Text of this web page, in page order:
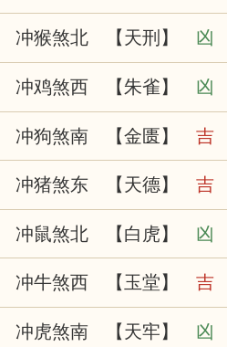
冲猴煞北 【天刑】 凶
冲鸡煞西 【朱雀】 凶
冲狗煞南 【金匮】 吉
冲猪煞东 【天德】 吉
冲鼠煞北 【白虎】 凶
冲牛煞西 【玉堂】 吉
冲虎煞南 【天牢】 凶